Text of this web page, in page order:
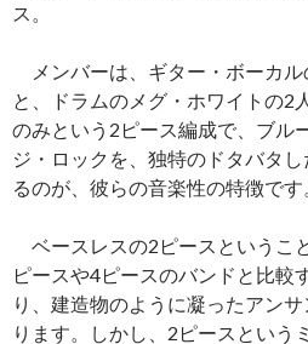
ス。
メンバーは、ギター・ボーカル
と、ドラムのメグ・ホワイトの2
のみという2ピース編成で、ブル
ジ・ロックを、独特のドタバタ
るのが、彼らの音楽性の特徴です
ベースレスの2ピースというこ
ピースや4ピースのバンドと比較
り、建造物のように凝ったアン
ります。しかし、2ピースという